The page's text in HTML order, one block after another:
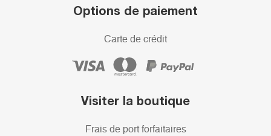
Options de paiement
Carte de crédit
Visiter la boutique
Frais de port forfaitaires